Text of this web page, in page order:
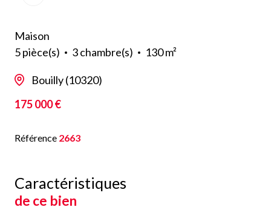
Maison
5 pièce(s)
3 chambre(s) 130 m²
Bouilly (10320)
175 000 €
Référence 2663
Caractéristiques
de ce bien